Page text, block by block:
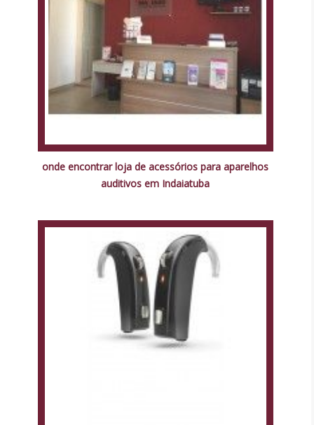
onde encontrar loja de acessórios para aparelhos
auditivos em Indaiatuba